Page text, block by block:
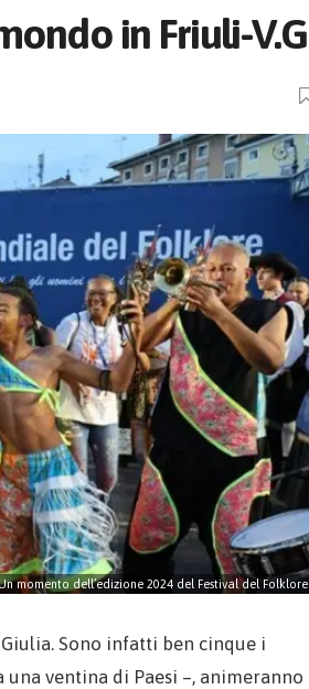
in Friuli-
momento dell’edizione 2024 del Festival del Folklore
Sono infatti ben cinque i
ventina di Paesi –, animeranno